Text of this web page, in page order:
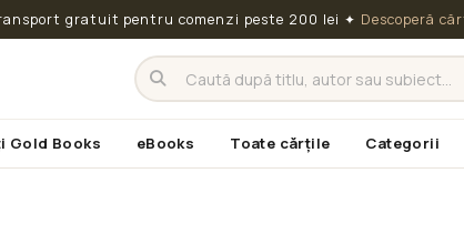
gratuit pentru comenzi peste 200 lei ✦ Descoperă
Gold Books eBooks Toate cărțile Categorii